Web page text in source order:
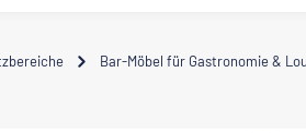
Bar-Möbel für Gastronomie &